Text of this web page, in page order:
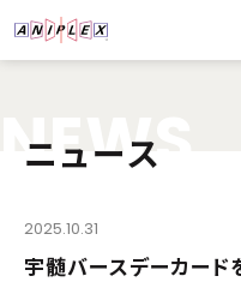
NEWS
ニュース
2025.10.31
宇髄バースデーカード